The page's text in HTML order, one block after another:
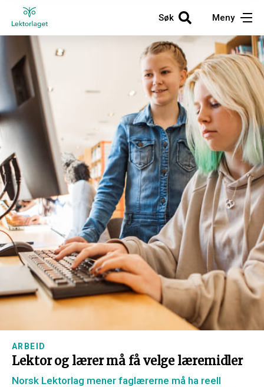
Søk Meny
ARBEID
Lektor og lærer må få velge læremidler
Norsk Lektorlag mener faglærerne må ha reell